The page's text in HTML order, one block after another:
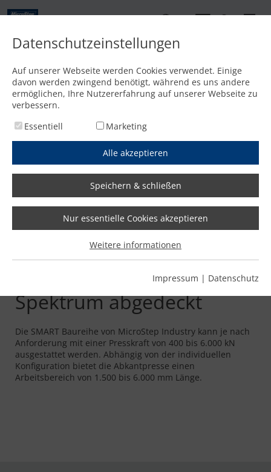
Startseite /Features/Presskraft: Breites Spektrum abgedeckt
Presskraft: Breites
Spektrum abgedeckt
Die SMART Baureihe von MicroStep Industry kann je nach
Anforderung mit einer Presskraft von 400 bis 6.000 kN
ausgestattet werden. Abhängig von der individuellen
Konfiguration bietet die Abkantpresse einen
Arbeitsbereich von 1.500 bis 6.000 mm Länge.
Datenschutzeinstellungen
Auf unserer Webseite werden Cookies verwendet. Einige
davon werden zwingend benötigt, während es uns andere
ermöglichen, Ihre Nutzererfahrung auf unserer Webseite zu
verbessern.
Essentiell
Marketing
Alle akzeptieren
Speichern & schließen
Nur essentielle Cookies akzeptieren
Weitere informationen
Impressum | Datenschutz